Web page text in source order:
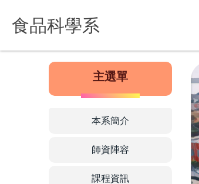
到
要
食品科學系
主選單
本系簡介
師資陣容
課程資訊